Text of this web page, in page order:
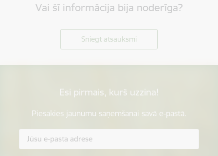
Vai šī informācija bija noderīga?
Sniegt atsauksmi
Esi pirmais, kurš uzzina!
Piesakies jaunumu saņemšanai savā e-pastā.